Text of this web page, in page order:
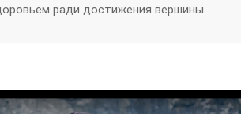
ради достижения вершины.